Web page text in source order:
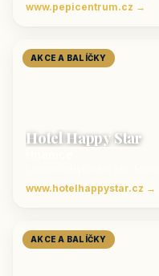
www.pepicentrum.cz →
AKCE A BALÍČKY
Hotel Happy Star
www.hotelhappystar.cz →
AKCE A BALÍČKY